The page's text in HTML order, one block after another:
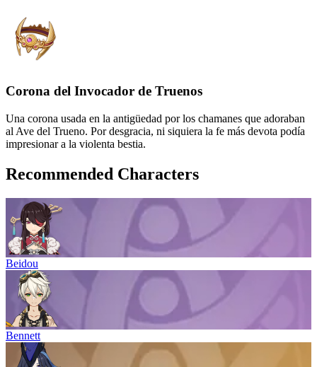
Corona del Invocador de Truenos
Una corona usada en la antigüedad por los chamanes que adoraban
al Ave del Trueno. Por desgracia, ni siquiera la fe más devota podía
impresionar a la violenta bestia.
Recommended Characters
Beidou
Bennett